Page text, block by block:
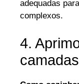
adequadas
complexos.
4.